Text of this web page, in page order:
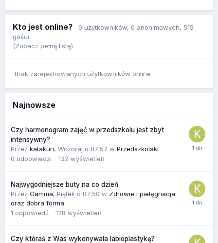
Kto jest online? 0 użytkowników, 0 anonimowych, 515
gości
(Zobacz pełną listę)
Brak zarejestrowanych użytkowników online
Najnowsze
Czy harmonogram zajęć w przedszkolu jest zbyt
intensywny?
Przez katakuri, Wczoraj o 07:57 w Przedszkolaki
0 odpowiedzi 132 wyświetleń
Najwygodniejsze buty na co dzień
Przez Gamma, Piątek o 07:50 w Zdrowie i pielęgnacja
oraz dobra forma
1 odpowiedź 128 wyświetleń
Czy któraś z Was wykonywała labioplastykę?